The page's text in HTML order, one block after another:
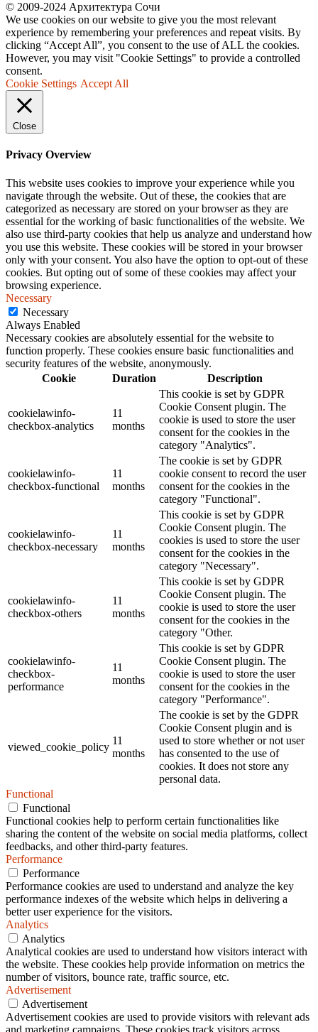
© 2009-2024 Архитектура Сочи
We use cookies on our website to give you the most relevant
experience by remembering your preferences and repeat visits. By
clicking “Accept All”, you consent to the use of ALL the cookies.
However, you may visit "Cookie Settings" to provide a controlled
consent.
Cookie Settings Accept All
Close
Privacy Overview
This website uses cookies to improve your experience while you
navigate through the website. Out of these, the cookies that are
categorized as necessary are stored on your browser as they are
essential for the working of basic functionalities of the website. We
also use third-party cookies that help us analyze and understand how
you use this website. These cookies will be stored in your browser
only with your consent. You also have the option to opt-out of these
cookies. But opting out of some of these cookies may affect your
browsing experience.
Necessary
Necessary
Always Enabled
Necessary cookies are absolutely essential for the website to
function properly. These cookies ensure basic functionalities and
security features of the website, anonymously.
Cookie
Duration Description
cookielawinfo-
checkbox-analytics
11
months
This cookie is set by GDPR
Cookie Consent plugin. The
cookie is used to store the user
consent for the cookies in the
category "Analytics".
cookielawinfo-
checkbox-functional
11
months
The cookie is set by GDPR
cookie consent to record the user
consent for the cookies in the
category "Functional".
cookielawinfo-
checkbox-necessary
11
months
This cookie is set by GDPR
Cookie Consent plugin. The
cookies is used to store the user
consent for the cookies in the
category "Necessary".
cookielawinfo-
checkbox-others
11
months
This cookie is set by GDPR
Cookie Consent plugin. The
cookie is used to store the user
consent for the cookies in the
category "Other.
cookielawinfo-
checkbox-
performance
11
months
This cookie is set by GDPR
Cookie Consent plugin. The
cookie is used to store the user
consent for the cookies in the
category "Performance".
viewed_cookie_policy
11
months
The cookie is set by the GDPR
Cookie Consent plugin and is
used to store whether or not user
has consented to the use of
cookies. It does not store any
personal data.
Functional
Functional
Functional cookies help to perform certain functionalities like
sharing the content of the website on social media platforms, collect
feedbacks, and other third-party features.
Performance
Performance
Performance cookies are used to understand and analyze the key
performance indexes of the website which helps in delivering a
better user experience for the visitors.
Analytics
Analytics
Analytical cookies are used to understand how visitors interact with
the website. These cookies help provide information on metrics the
number of visitors, bounce rate, traffic source, etc.
Advertisement
Advertisement
Advertisement cookies are used to provide visitors with relevant ads
and marketing campaigns. These cookies track visitors across